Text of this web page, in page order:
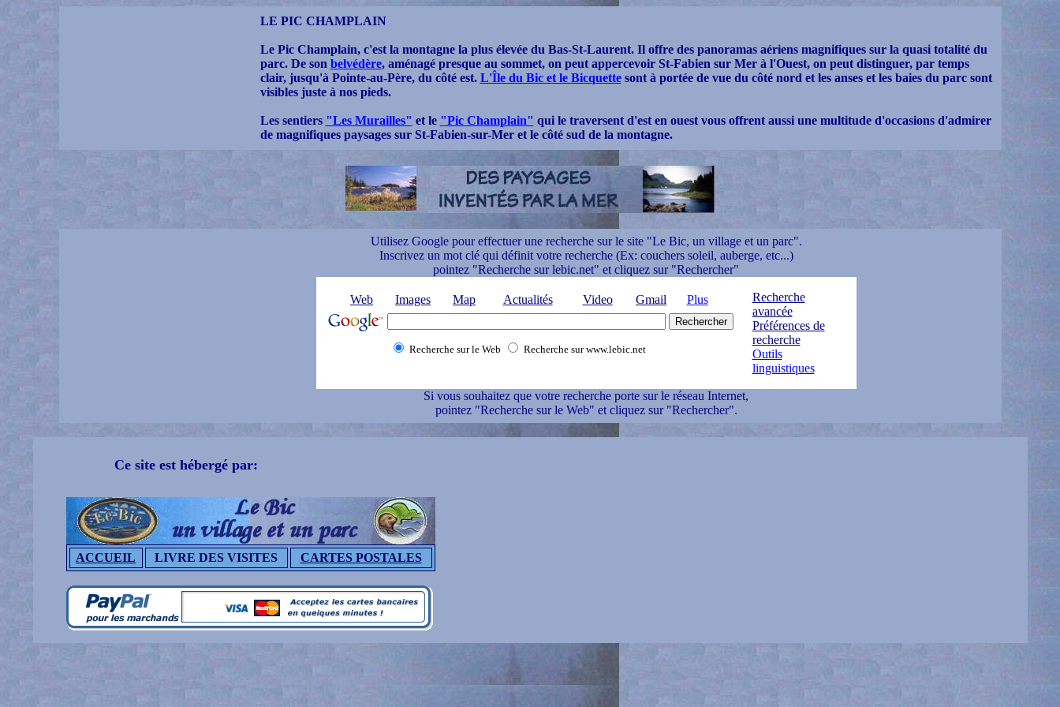
LE PIC CHAMPLAIN
Le Pic Champlain, c'est la montagne la plus élevée du Bas-St-Laurent. Il offre des panoramas aériens magnifiques sur la quasi totalité du
parc. De son belvédère, aménagé presque au sommet, on peut appercevoir St-Fabien sur Mer à l'Ouest, on peut distinguer, par temps
clair, jusqu'à Pointe-au-Père, du côté est. L'Île du Bic et le Bicquettesont à portée de vue du côté nord et les anses et les baies du parc sont
visibles juste à nos pieds.
Les sentiers "Les Murailles" et le "Pic Champlain" qui le traversent d'est en ouest vous offrent aussi une multitude d'occasions d'admirer
de magnifiques paysages sur St-Fabien-sur-Mer et le côté sud de la montagne.
Utilisez Google pour effectuer une recherche sur le site "Le Bic, un village et un parc".
Inscrivez un mot clé qui définit votre recherche (Ex: couchers soleil, auberge, etc...)
pointez "Recherche sur lebic.net" et cliquez sur "Rechercher"
Web Images Map Actualités Video Gmail Plus
Recherche sur le Web Recherche sur www.lebic.net
Recherche
avancée
Préférences de
recherche
Outils
linguistiques
Si vous souhaitez que votre recherche porte sur le réseau Internet,
pointez "Recherche sur le Web" et cliquez sur "Rechercher".
Ce site est hébergé par:
ACCUEIL LIVRE DES VISITES CARTES POSTALES